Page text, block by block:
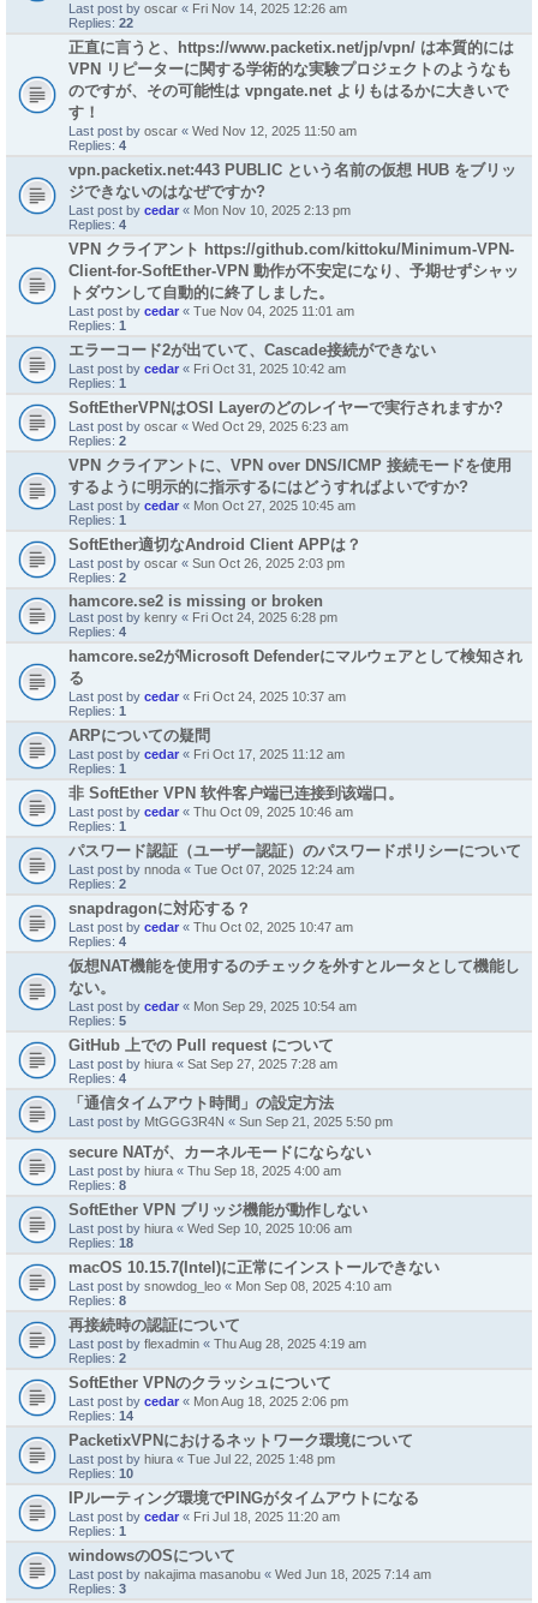
Last post by oscar « Fri Nov 14, 2025 12:26 am
Replies: 22
正直に言うと、https://www.packetix.net/jp/vpn/ は本質的には
VPN リピーターに関する学術的な実験プロジェクトのようなも
のですが、その可能性は vpngate.net よりもはるかに大きいで
す！
Last post by oscar « Wed Nov 12, 2025 11:50 am
Replies: 4
vpn.packetix.net:443 PUBLIC という名前の仮想 HUB をブリッ
ジできないのはなぜですか?
Last post by cedar « Mon Nov 10, 2025 2:13 pm
Replies: 4
VPN クライアント https://github.com/kittoku/Minimum-VPN-
Client-for-SoftEther-VPN 動作が不安定になり、予期せずシャッ
トダウンして自動的に終了しました。
Last post by cedar « Tue Nov 04, 2025 11:01 am
Replies: 1
エラーコード2が出ていて、Cascade接続ができない
Last post by cedar « Fri Oct 31, 2025 10:42 am
Replies: 1
SoftEtherVPNはOSI Layerのどのレイヤーで実行されますか?
Last post by oscar « Wed Oct 29, 2025 6:23 am
Replies: 2
VPN クライアントに、VPN over DNS/ICMP 接続モードを使用
するように明示的に指示するにはどうすればよいですか?
Last post by cedar « Mon Oct 27, 2025 10:45 am
Replies: 1
SoftEther適切なAndroid Client APPは？
Last post by oscar « Sun Oct 26, 2025 2:03 pm
Replies: 2
hamcore.se2 is missing or broken
Last post by kenry « Fri Oct 24, 2025 6:28 pm
Replies: 4
hamcore.se2がMicrosoft Defenderにマルウェアとして検知され
る
Last post by cedar « Fri Oct 24, 2025 10:37 am
Replies: 1
ARPについての疑問
Last post by cedar « Fri Oct 17, 2025 11:12 am
Replies: 1
非 SoftEther VPN 软件客户端已连接到该端口。
Last post by cedar « Thu Oct 09, 2025 10:46 am
Replies: 1
パスワード認証（ユーザー認証）のパスワードポリシーについて
Last post by nnoda « Tue Oct 07, 2025 12:24 am
Replies: 2
snapdragonに対応する？
Last post by cedar « Thu Oct 02, 2025 10:47 am
Replies: 4
仮想NAT機能を使用するのチェックを外すとルータとして機能し
ない。
Last post by cedar « Mon Sep 29, 2025 10:54 am
Replies: 5
GitHub 上での Pull request について
Last post by hiura « Sat Sep 27, 2025 7:28 am
Replies: 4
「通信タイムアウト時間」の設定方法
Last post by MtGGG3R4N « Sun Sep 21, 2025 5:50 pm
secure NATが、カーネルモードにならない
Last post by hiura « Thu Sep 18, 2025 4:00 am
Replies: 8
SoftEther VPN ブリッジ機能が動作しない
Last post by hiura « Wed Sep 10, 2025 10:06 am
Replies: 18
macOS 10.15.7(Intel)に正常にインストールできない
Last post by snowdog_leo « Mon Sep 08, 2025 4:10 am
Replies: 8
再接続時の認証について
Last post by flexadmin « Thu Aug 28, 2025 4:19 am
Replies: 2
SoftEther VPNのクラッシュについて
Last post by cedar « Mon Aug 18, 2025 2:06 pm
Replies: 14
PacketixVPNにおけるネットワーク環境について
Last post by hiura « Tue Jul 22, 2025 1:48 pm
Replies: 10
IPルーティング環境でPINGがタイムアウトになる
Last post by cedar « Fri Jul 18, 2025 11:20 am
Replies: 1
windowsのOSについて
Last post by nakajima masanobu « Wed Jun 18, 2025 7:14 am
Replies: 3